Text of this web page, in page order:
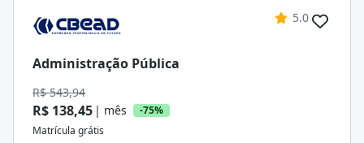
5.0
Administração Pública
R$ 543,94
R$ 138,45 | mês
-75%
Matrícula grátis